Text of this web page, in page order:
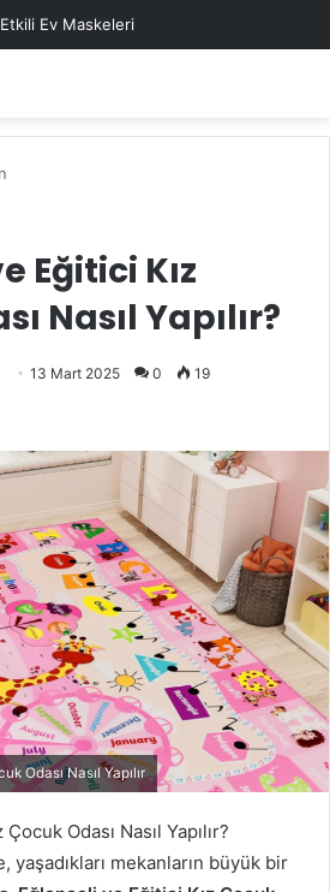
Ev Maskeleri
Eğitici Kız
Nasıl Yapılır?
göndermek
13 Mart 2025 0 19
Odası Nasıl Yapılır
Odası Nasıl Yapılır?
yaşadıkları mekanların büyük bir